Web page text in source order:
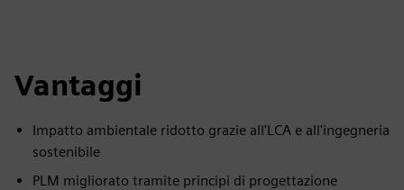
Vantaggi
Impatto ambientale ridotto grazie all'LCA e all'ingegneria
sostenibile
PLM migliorato tramite principi di progettazione